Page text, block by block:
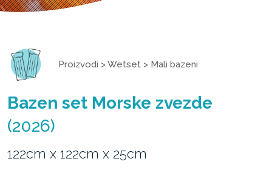
Proizvodi >Wetset > Mali bazeni
Bazen set Morske zvezde
(2026)
122cm x 122cm x 25cm